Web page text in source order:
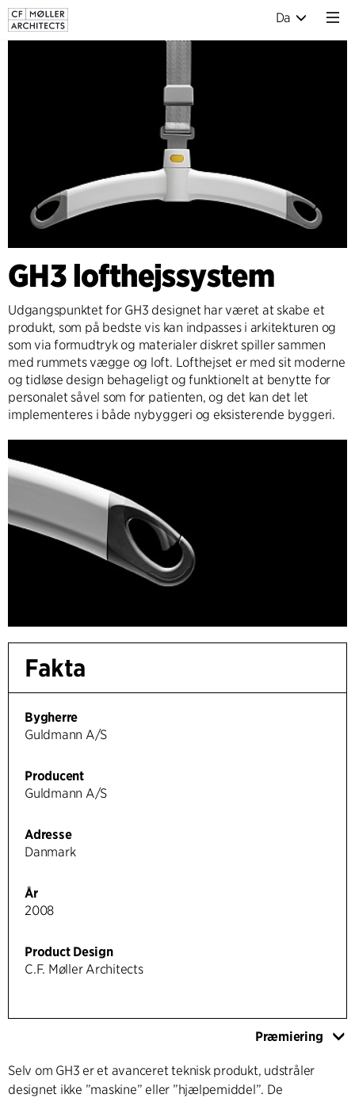
Da
GH3 lofthejssystem
Udgangspunktet for GH3 designet har været at skabe et
produkt, som på bedste vis kan indpasses i arkitekturen og
som via formudtryk og materialer diskret spiller sammen
med rummets vægge og loft. Lofthejset er med sit moderne
og tidløse design behageligt og funktionelt at benytte for
personalet såvel som for patienten, og det kan det let
implementeres i både nybyggeri og eksisterende byggeri.
Fakta
Bygherre
Guldmann A/S
Producent
Guldmann A/S
Adresse
Danmark
År
2008
Product Design
C.F. Møller Architects
Præmiering
Selv om GH3 er et avanceret teknisk produkt, udstråler
designet ikke ”maskine” eller ”hjælpemiddel”. De